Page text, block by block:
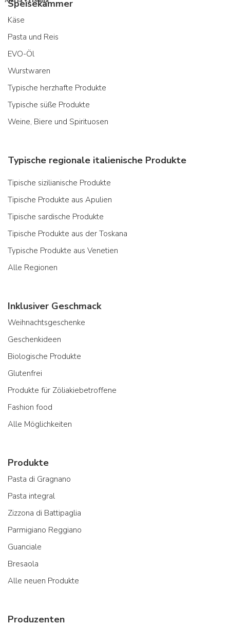
Speisekammer
Käse
Pasta und Reis
EVO-Öl
Wurstwaren
Typische herzhafte Produkte
Typische süße Produkte
Weine, Biere und Spirituosen
Typische regionale italienische Produkte
Tipische sizilianische Produkte
Tipische Produkte aus Apulien
Tipische sardische Produkte
Tipische Produkte aus der Toskana
Typische Produkte aus Venetien
Alle Regionen
Inklusiver Geschmack
Weihnachtsgeschenke
Geschenkideen
Biologische Produkte
Glutenfrei
Produkte für Zöliakiebetroffene
Fashion food
Alle Möglichkeiten
Produkte
Pasta di Gragnano
Pasta integral
Zizzona di Battipaglia
Parmigiano Reggiano
Guanciale
Bresaola
Alle neuen Produkte
Produzenten